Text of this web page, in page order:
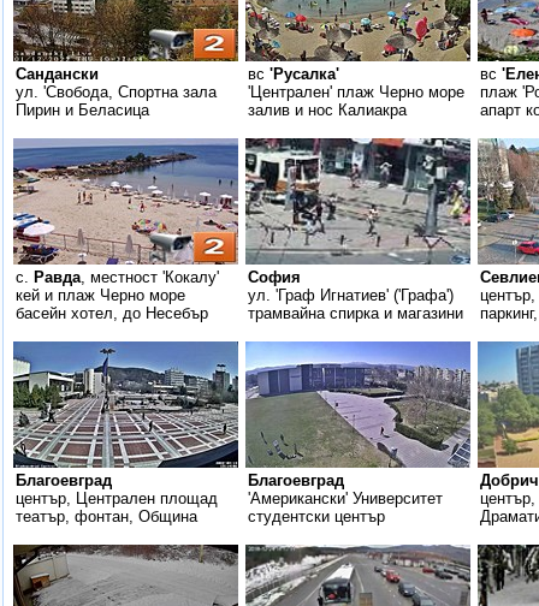
Сандански
ул. 'Свобода, Спортна зала
Пирин и Беласица
вс 'Русалка'
'Централен' плаж Черно море
залив и нос Калиакра
вс
плаж
апарт
с. Равда, местност 'Кокалу'
кей и плаж Черно море
басейн хотел, до Несебър
София
ул. 'Граф Игнатиев' ('Графа')
трамвайна спирка и магазини
Благоевград
център, Централен площад
театър, фонтан, Община
Благоевград
'Американски' Университет
студентски център
Добрич